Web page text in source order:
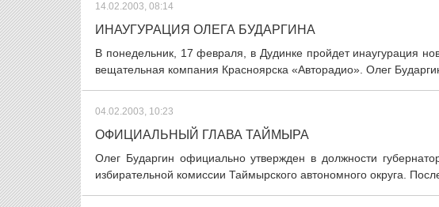
14.02.2003, 08:14
ИНАУГУРАЦИЯ ОЛЕГА БУДАРГИНА
В понедельник, 17 февраля, в Дудинке пройдет инаугурация
вещательная компания Красноярска «Авторадио». Олег
04.02.2003, 10:23
ОФИЦИАЛЬНЫЙ ГЛАВА ТАЙМЫРА
Олег Бударгин официально утвержден в должности
избирательной комиссии Таймырского автономного округа.